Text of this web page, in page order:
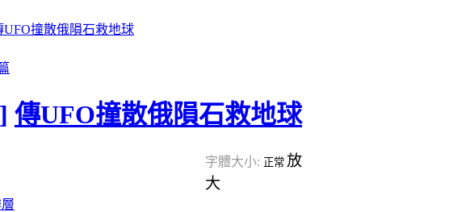
UFO撞散俄隕石救地球
傳UFO撞散俄隕石救地球
字體大小: 正常 放
大